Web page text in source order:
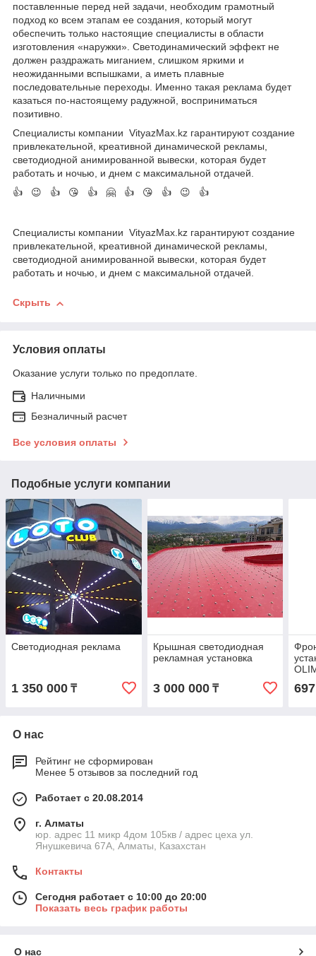
поставленные перед ней задачи, необходим грамотный
подход ко всем этапам ее создания, который могут
обеспечить только настоящие специалисты в области
изготовления «наружки». Светодинамический эффект не
должен раздражать миганием, слишком яркими и
неожиданными вспышками, а иметь плавные
последовательные переходы. Именно такая реклама будет
казаться по-настоящему радужной, восприниматься
позитивно.
Специалисты компании VityazMax.kz гарантируют создание
привлекательной, креативной динамической рекламы,
светодиодной анимированной вывески, которая будет
работать и ночью, и днем с максимальной отдачей.
👍 😉 👍 😘 👍 🤗 👍 😘 👍 😉 👍
Специалисты компании VityazMax.kz гарантируют создание
привлекательной, креативной динамической рекламы,
светодиодной анимированной вывески, которая будет
работать и ночью, и днем с максимальной отдачей.
Скрыть
Условия оплаты
Оказание услуги только по предоплате.
Наличными
Безналичный расчет
Все условия оплаты
Подобные услуги компании
Светодиодная реклама
1 350 000 ₸
Крышная светодиодная
рекламная установка
3 000 000₸
О нас
Рейтинг не сформирован
Менее 5 отзывов за последний год
Работает с 20.08.2014
г. Алматы
юр. адрес 11 микр 4дом 105кв / адрес цеха ул.
Янушкевича 67А, Алматы, Казахстан
Контакты
Сегодня работает с 10:00 до 20:00
Показать весь график работы
О нас